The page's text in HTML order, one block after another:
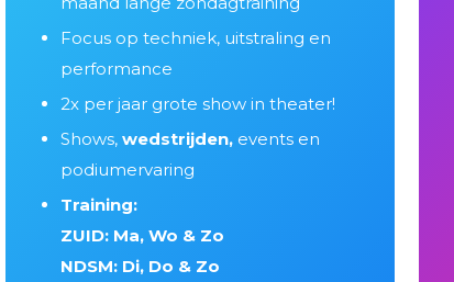
Focus op techniek, uitstraling en
performance
2x per jaar grote show in theater!
Shows, wedstrijden, events en
podiumervaring
Training:
ZUID: Ma, Wo & Zo
NDSM: Di, Do & Zo